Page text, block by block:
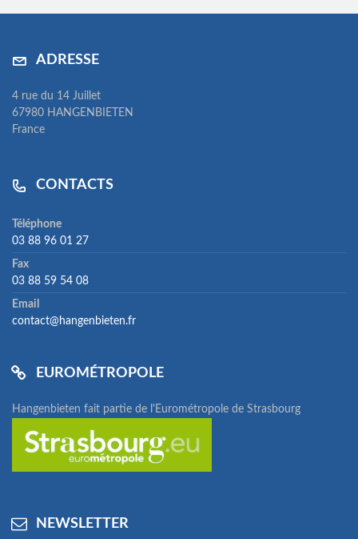
ADRESSE
4 rue du 14 Juillet
67980 HANGENBIETEN
France
CONTACTS
Téléphone
03 88 96 01 27
Fax
03 88 59 54 08
Email
contact@hangenbieten.fr
EUROMÉTROPOLE
Hangenbieten fait partie de l'Eurométropole de Strasbourg
NEWSLETTER